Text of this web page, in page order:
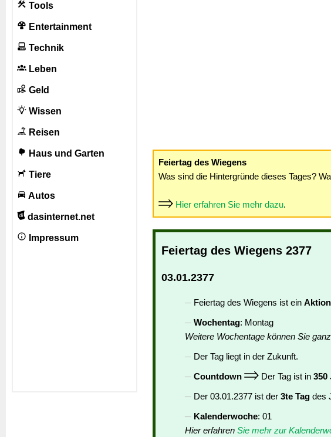
Tools
Entertainment
Technik
Leben
Geld
Wissen
Reisen
Haus und Garten
Tiere
Autos
dasinternet.net
Impressum
Feiertag des Wiegens
Was sind die Hintergründe dieses Tages?
Hier erfahren Sie mehr dazu.
Feiertag des Wiegens 2377
03.01.2377
Feiertag des Wiegens ist ein
Wochentag: Montag
Weitere Wochentage können Sie
Der Tag liegt in der Zukunft.
Countdown
Der Tag ist in 350
Der 03.01.2377 ist der 3te Tag des
Kalenderwoche: 01
Hier erfahren Sie mehr zur